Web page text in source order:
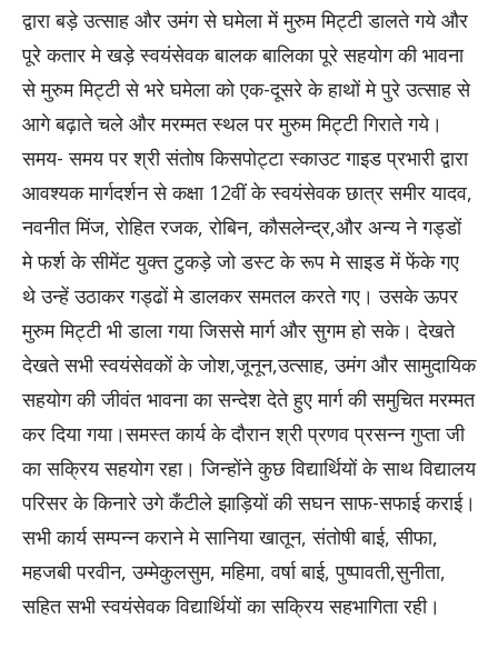
द्वारा बड़े उत्साह और उमंग से घमेला में मुरुम मिट्टी डालते गये और
पूरे कतार मे खड़े स्वयंसेवक बालक बालिका पूरे सहयोग की भावना
से मुरुम मिट्टी से भरे घमेला को एक-दूसरे के हाथों मे पुरे उत्साह से
आगे बढ़ाते चले और मरम्मत स्थल पर मुरुम मिट्टी गिराते गये।
समय- समय पर श्री संतोष किसपोट्टा स्काउट गाइड प्रभारी द्वारा
आवश्यक मार्गदर्शन से कक्षा 12वीं के स्वयंसेवक छात्र समीर यादव,
नवनीत मिंज, रोहित रजक, रोबिन, कौसलेन्द्र,और अन्य ने गड्डों
मे फर्श के सीमेंट युक्त टुकड़े जो डस्ट के रूप मे साइड में फेंके गए
थे उन्हें उठाकर गड्ढों मे डालकर समतल करते गए। उसके ऊपर
मुरुम मिट्टी भी डाला गया जिससे मार्ग और सुगम हो सके। देखते
देखते सभी स्वयंसेवकों के जोश,जूनून,उत्साह, उमंग और सामुदायिक
सहयोग की जीवंत भावना का सन्देश देते हुए मार्ग की समुचित मरम्मत
कर दिया गया।समस्त कार्य के दौरान श्री प्रणव प्रसन्न गुप्ता जी
का सक्रिय सहयोग रहा। जिन्होंने कुछ विद्यार्थियों के साथ विद्यालय
परिसर के किनारे उगे कँटीले झाड़ियों की सघन साफ-सफाई कराई।
सभी कार्य सम्पन्न कराने मे सानिया खातून, संतोषी बाई, सीफा,
महजबी परवीन, उम्मेकुलसुम, महिमा, वर्षा बाई, पुष्पावती,सुनीता,
सहित सभी स्वयंसेवक विद्यार्थियों का सक्रिय सहभागिता रही।